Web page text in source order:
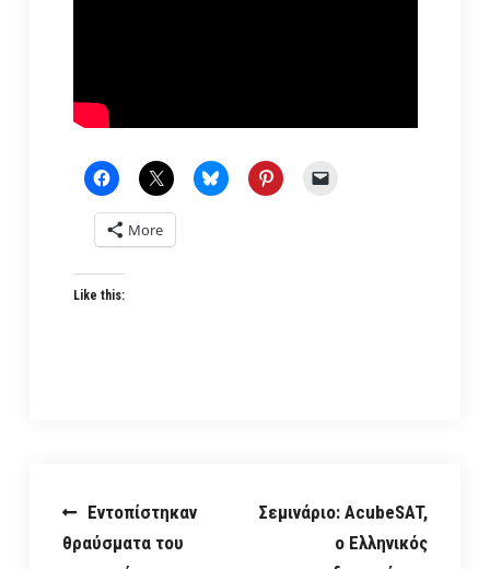
More
Like this:
Post
navigation
Εντοπίστηκαν
θραύσματα του
Σεμινάριο: AcubeSAT,
ο Ελληνικός